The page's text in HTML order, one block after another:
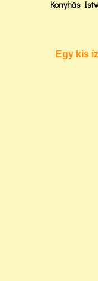
Konyhás
Egy kis